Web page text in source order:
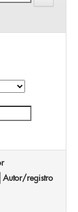
Autor/registro